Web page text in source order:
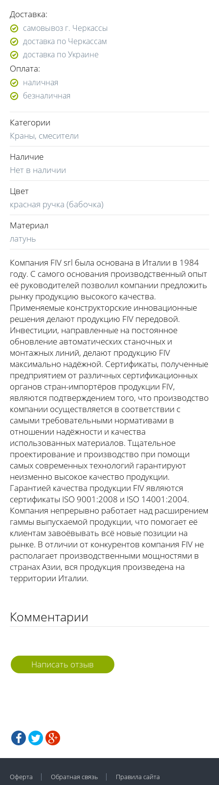
(050) 447-19-84
Доставка:
самовывоз г. Черкассы
доставка по Черкассам
доставка по Украине
Оплата:
наличная
безналичная
Категории
Краны, смесители
Наличие
Нет в наличии
Цвет
красная ручка (бабочка)
Материал
латунь
Компания FIV srl была основана в Италии в 1984
году. С самого основания производственный опыт
её руководителей позволил компании предложить
рынку продукцию высокого качества.
Применяемые конструкторские инновационные
решения делают продукцию FIV передовой.
Инвестиции, направленные на постоянное
обновление автоматических станочных и
монтажных линий, делают продукцию FIV
максимально надёжной. Сертификаты, полученные
предприятием от различных сертификационных
органов стран-импортёров продукции FIV,
являются подтверждением того, что производство
компании осуществляется в соответствии с
самыми требовательными нормативами в
отношении надёжности и качества
использованных материалов. Тщательное
проектирование и производство при помощи
самых современных технологий гарантируют
неизменно высокое качество продукции.
Гарантией качества продукции FIV являются
сертификаты ISO 9001:2008 и ISO 14001:2004.
Компания непрерывно работает над расширением
гаммы выпускаемой продукции, что помогает её
клиентам завоёвывать всё новые позиции на
рынке. В отличии от конкурентов компания FIV не
располагает производственными мощностями в
странах Азии, вся продукция произведена на
территории Италии.
Комментарии
Написать отзыв
Оферта Обратная связь Правила сайта